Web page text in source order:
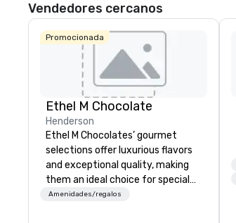
Vendedores cercanos
Promocionada
Ethel M Chocolate
Henderson
Ethel M Chocolates’ gourmet
selections offer luxurious flavors
and exceptional quality, making
them an ideal choice for special
occasions, corporate holiday
Amenidades/regalos